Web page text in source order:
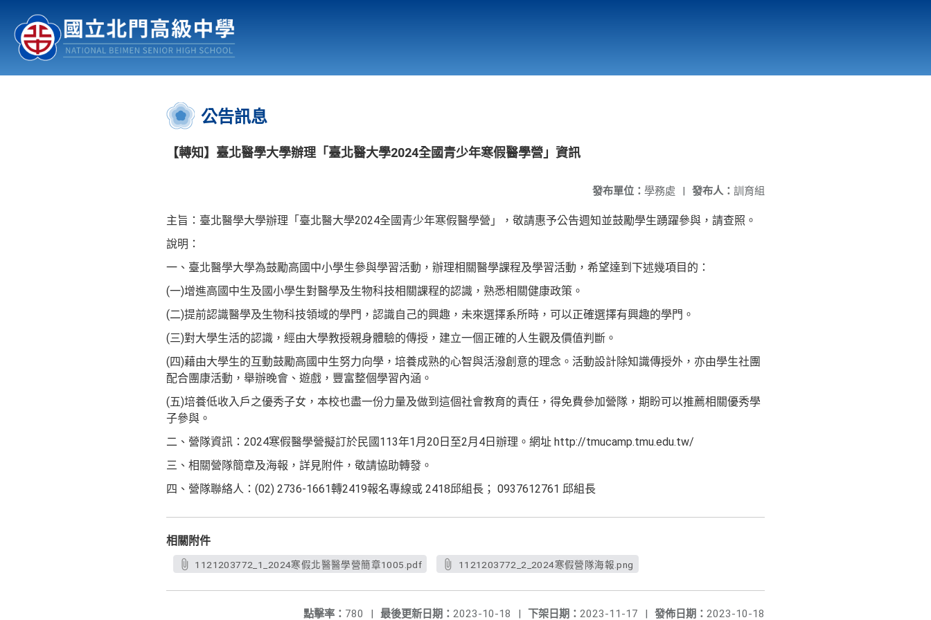
認識北中 行事曆
:::
公告訊息
【轉知】臺北醫學大學辦理「臺北醫大學2024全國青少年寒假醫學營」資訊
發布人： 訓育組
發布單位： 學務處 |
主旨：臺北醫學大學辦理「臺北醫大學2024全國青少年寒假醫學營」，敬請惠予公告週知並鼓勵學生踴躍參與，請查照。
說明：
一、臺北醫學大學為鼓勵高國中小學生參與學習活動，辦理相關醫學課程及學習活動，希望達到下述幾項目的：
(一)增進高國中生及國小學生對醫學及生物科技相關課程的認識，熟悉相關健康政策。
(二)提前認識醫學及生物科技領域的學門，認識自己的興趣，未來選擇系所時，可以正確選擇有興趣的學門。
(三)對大學生活的認識，經由大學教授親身體驗的傳授，建立一個正確的人生觀及價值判斷。
(四)藉由大學生的互動鼓勵高國中生努力向學，培養成熟的心智與活潑創意的理念。活動設計除知識傳授外，亦由學生社團
配合團康活動，舉辦晚會、遊戲，豐富整個學習內涵。
(五)培養低收入戶之優秀子女，本校也盡一份力量及做到這個社會教育的責任，得免費參加營隊，期盼可以推薦相關優秀學
子參與。
二、營隊資訊：2024寒假醫學營擬訂於民國113年1月20日至2月4日辦理。網址 http://tmucamp.tmu.edu.tw/
三、相關營隊簡章及海報，詳見附件，敬請協助轉發。
四、營隊聯絡人：(02) 2736-1661轉2419報名專線或 2418邱組長； 0937612761 邱組長
相關附件
1121203772_1_2024寒假北醫醫學營簡章1005.pdf 1121203772_2_2024寒假營隊海報.png
發佈日期： 2023-10-18
下架日期： 2023-11-17 |
最後更新日期： 2023-10-18 |
點擊率： 780 |